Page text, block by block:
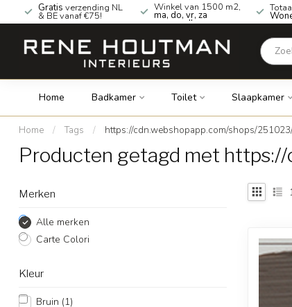
Gratis verzending NL
& BE vanaf €75!
Winkel van 1500 m2,
ma, do, vr, za
geopend!
Home Badkamer Toilet Slaapkamer
Home / Tags / https://cdn.webshopapp.com/shops/
Producten getagd met
Merken
Alle merken
Carte Colori
Kleur
Bruin (1)